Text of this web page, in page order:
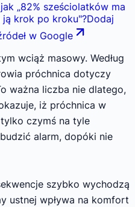
„82% sześciolatków ma
ją krok po kroku"?Dodaj
w Google
wciąż masowy. Według
próchnica dotyczy
ważna liczba nie dlatego,
iż próchnica w
czymś na tyle
alarm, dopóki nie
szybko wychodzą
ustnej wpływa na komfort